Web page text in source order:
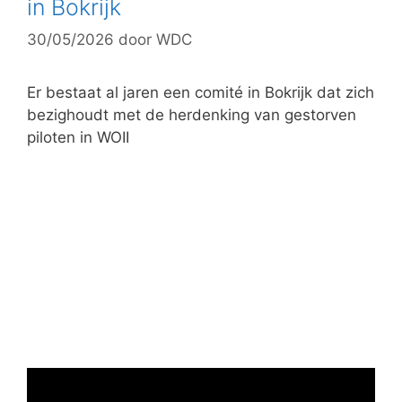
r
i
ë
n
in Bokrijk
30/05/2026 door WDC
Er bestaat al jaren een comité in Bokrijk dat zich
bezighoudt met de herdenking van gestorven
piloten in WOII